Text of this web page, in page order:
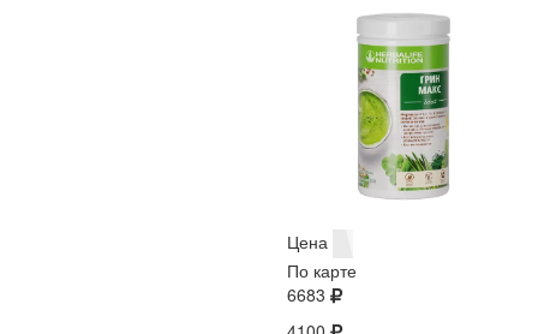
Цена
По карте
6683